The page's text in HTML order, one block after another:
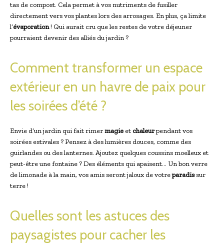
tas de compost. Cela permet à vos nutriments de fusiller
directement vers vos plantes lors des arrosages. En plus, ça limite
l’évaporation! Qui aurait cru que les restes de votre déjeuner
pourraient devenir des alliés du jardin ?
Comment transformer un espace
extérieur en un havre de paix pour
les soirées d’été ?
Envie d’un jardin qui fait rimermagie et chaleurpendant vos
soirées estivales ? Pensez à des lumières douces, comme des
guirlandes ou des lanternes. Ajoutez quelques coussins moelleux et
peut-être une fontaine ? Des éléments qui apaisent… Un bon verre
de limonade à la main, vos amis seront jaloux de votreparadissur
terre !
Quelles sont les astuces des
paysagistes pour cacher les